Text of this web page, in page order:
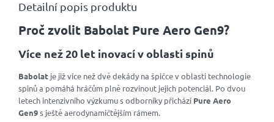
Detailní popis produktu
Proč zvolit Babolat Pure Aero Gen9?
Více než 20 let inovací v oblasti spinů
Babolat je již více než dvě dekády na špičce v oblasti technologie
spinů a pomáhá hráčům plně rozvinout jejich potenciál. Po dvou
letech intenzivního výzkumu s odborníky přichází Pure Aero
Gen9s ještě aerodynamičtějším rámem.